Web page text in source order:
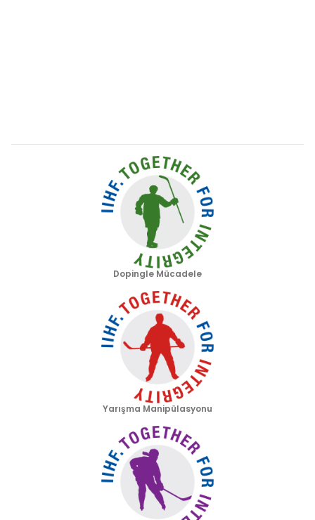
Dopingle Mücadele
Yarışma Manipülasyonu